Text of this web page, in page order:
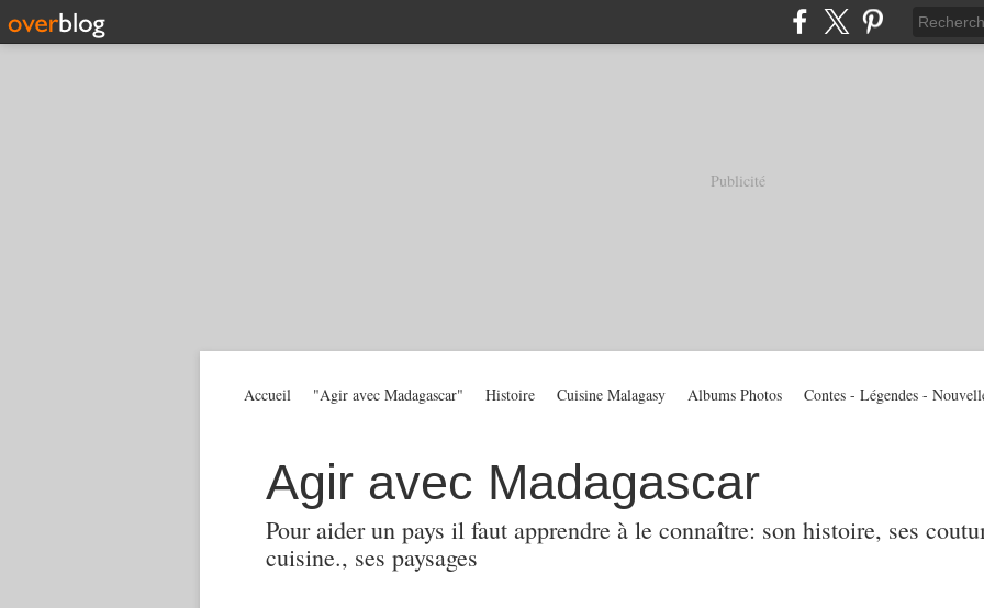
Publicité
Agir avec Madagascar
Pour aider un pays il faut apprendre à le connaître: son histoire, ses
cuisine., ses paysages
Accueil "Agir avec Madagascar" Histoire Cuisine Malagasy Albums Photos Contes - Légendes -